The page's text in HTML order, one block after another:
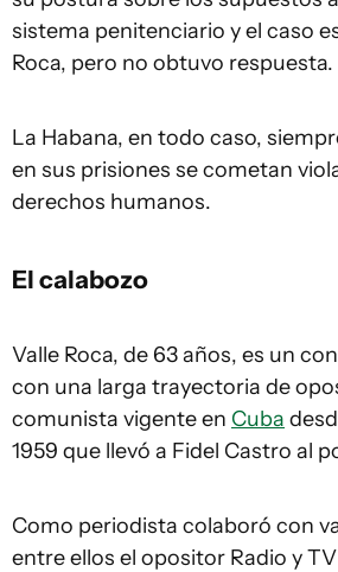
sistema penitenciario y el caso
Roca, pero no obtuvo respuesta.
La Habana, en todo caso,
en sus prisiones se cometan
derechos humanos.
El calabozo
Valle Roca, de 63 años, es un
con una larga trayectoria de
comunista vigente en Cuba
1959 que llevó a Fidel Castro al
Como periodista colaboró con
entre ellos el opositor Radio y